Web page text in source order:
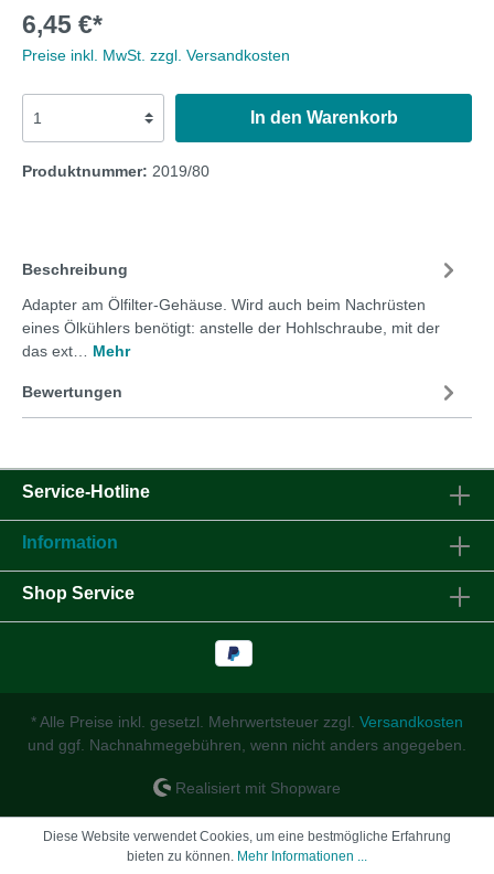
6,45 €*
Preise inkl. MwSt. zzgl. Versandkosten
In den Warenkorb
Produktnummer: 2019/80
Beschreibung
Adapter am Ölfilter-Gehäuse. Wird auch beim Nachrüsten
eines Ölkühlers benötigt: anstelle der Hohlschraube, mit der
das ext… Mehr
Bewertungen
Service-Hotline
Information
Shop Service
* Alle Preise inkl. gesetzl. Mehrwertsteuer zzgl. Versandkosten
und ggf. Nachnahmegebühren, wenn nicht anders angegeben.
Realisiert mit Shopware
Diese Website verwendet Cookies, um eine bestmögliche Erfahrung
bieten zu können. Mehr Informationen ...